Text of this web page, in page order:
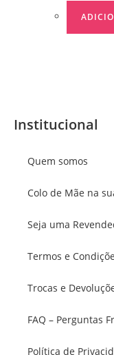
Institucional
Quem somos
Colo de Mãe na
Seja uma
Termos e
Trocas e
FAQ – Perguntas
Política de